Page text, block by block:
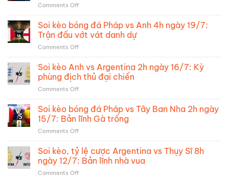
Comments Offon
tỷ
lệ
cược
Ban
Nha
kết
trong
Soi kèo bóng đá Pháp vs Anh 4h ngày 19/7:
Trận đấu vớt vát danh dự
Comments Offon
kèo
bóng
đá
Pháp
Anh
4h
đấu
vớt
Soi kèo Anh vs Argentina 2h ngày 16/7: Kỳ
phùng địch thủ đại chiến
Comments Offon
Anh
vs
Argentina
ngày
16/7:
Soi kèo bóng đá Pháp vs Tây Ban Nha 2h ngày
15/7: Bản lĩnh Gà trống
Comments Offon
kèo
bóng
đá
Pháp
Soi kèo, tỷ lệ cược Argentina vs Thụy Sĩ 8h
ngày 12/7: Bản lĩnh nhà vua
Comments Offon